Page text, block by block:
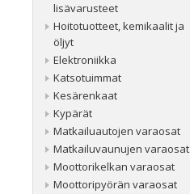
lisävarusteet
Hoitotuotteet, kemikaalit ja
öljyt
Elektroniikka
Katsotuimmat
Kesärenkaat
Kypärät
Matkailuautojen varaosat
Matkailuvaunujen varaosat
Moottorikelkan varaosat
Moottoripyörän varaosat